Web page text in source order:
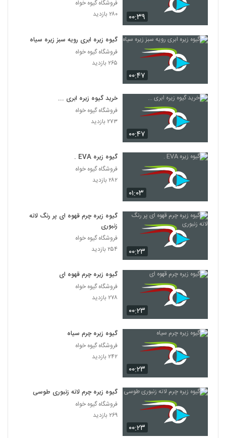
۰۰:۳۹
فروشگاه گیوه خواه
۲۸۰ بازدید
۰۰:۴۷
گیوه زیره ابری رویه سبز زیره سیاه
فروشگاه گیوه خواه
۲۶۵ بازدید
۰۰:۴۷
خرید گیوه زیره ابری ...
فروشگاه گیوه خواه
۲۷۳ بازدید
۰۱:۰۳
گیوه زیره EVA .
فروشگاه گیوه خواه
۲۸۲ بازدید
۰۰:۲۳
گیوه زیره چرم قهوه ای پر رنگ لانه
زنبوری
فروشگاه گیوه خواه
۲۵۴ بازدید
۰۰:۲۳
گیوه زیره چرم قهوه ای
فروشگاه گیوه خواه
۲۷۸ بازدید
۰۰:۲۳
گیوه زیره چرم سیاه
فروشگاه گیوه خواه
۲۴۲ بازدید
۰۰:۲۳
گیوه زیره چرم لانه زنبوری طوسی
فروشگاه گیوه خواه
۲۶۹ بازدید